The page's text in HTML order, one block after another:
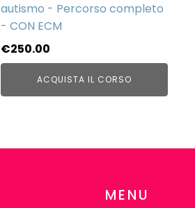
autismo - Percorso completo
- CON ECM
€250.00
ACQUISTA IL CORSO
MENU